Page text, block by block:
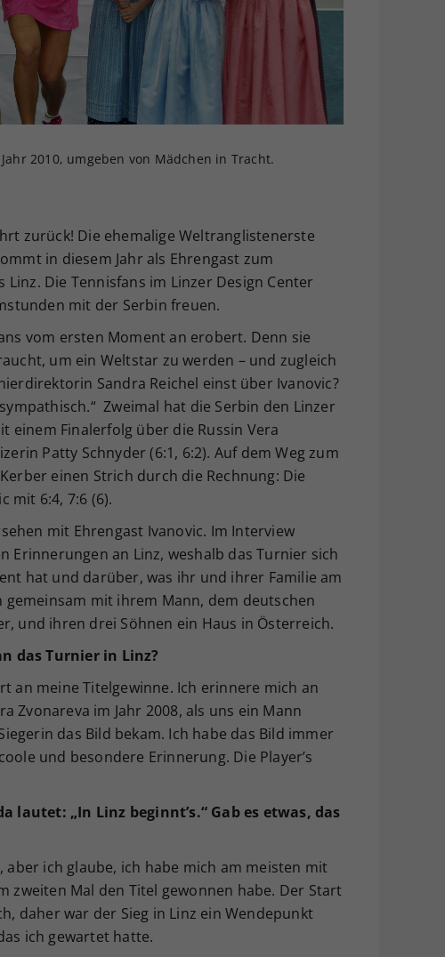
2010, umgeben von Mädchen in Tracht.
zurück! Die ehemalige Weltranglistenerste
in diesem Jahr als Ehrengast zum
Die Tennisfans im Linzer Design Center
mit der Serbin freuen.
vom ersten Moment an erobert. Denn sie
um ein Weltstar zu werden – und zugleich
Sandra Reichel einst über Ivanovic?
Zweimal hat die Serbin den Linzer
einem Finalerfolg über die Russin Vera
Patty Schnyder (6:1, 6:2). Auf dem Weg zum
einen Strich durch die Rechnung: Die
mit 6:4, 7:6 (6).
mit Ehrengast Ivanovic. Im Interview
Erinnerungen an Linz, weshalb das Turnier sich
hat und darüber, was ihr und ihrer Familie am
mit ihrem Mann, dem deutschen
und ihren drei Söhnen ein Haus in Österreich.
das Turnier in Linz?
an meine Titelgewinne. Ich erinnere mich an
Zvonareva im Jahr 2008, als uns ein Mann
das Bild bekam. Ich habe das Bild immer
und besondere Erinnerung. Die Player’s
lautet: „In Linz beginnt’s.“ Gab es etwas, das
aber ich glaube, ich habe mich am meisten mit
zweiten Mal den Titel gewonnen habe. Der Start
daher war der Sieg in Linz ein Wendepunkt
ich gewartet hatte.
Ihrer vorgenommen Einstellungen, falls der
Webseiten-Betreiber dies eingestellt hat.